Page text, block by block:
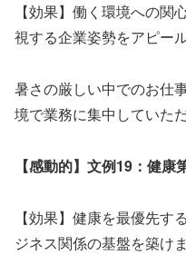
【効果】働く環境への
視する企業姿勢をアピー
暑さの厳しい中でのお仕
境で業務に集中していた
【感動的】文例19：健康
【効果】健康を最優先
ジネス関係の基盤を築け